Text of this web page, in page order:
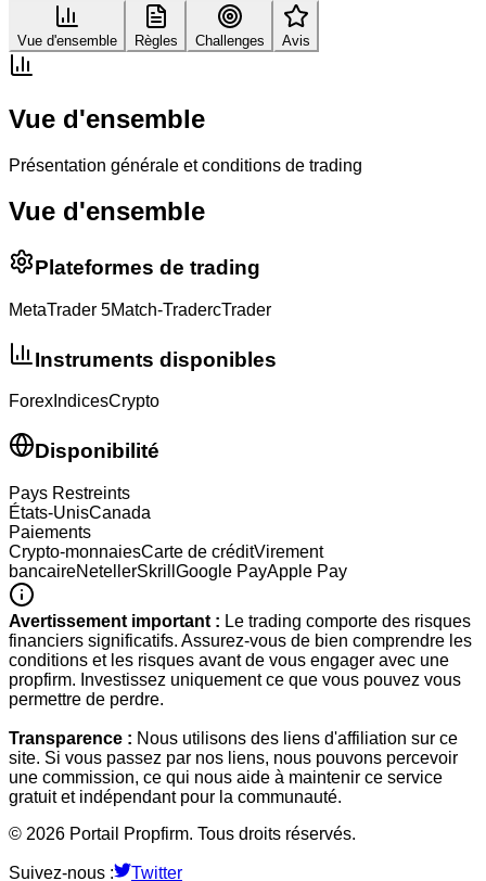
Vue d'ensemble Règles Challenges Avis
Vue d'ensemble
Présentation générale et conditions de trading
Vue d'ensemble
Plateformes de trading
MetaTrader 5Match-TradercTrader
Instruments disponibles
Forex IndicesCrypto
Disponibilité
Pays Restreints
États-UnisCanada
Paiements
Crypto-monnaiesCarte de créditVirement
bancaireNetellerSkrill Google PayApple Pay
Avertissement important : Le trading comporte des risques
financiers significatifs. Assurez-vous de bien comprendre les
conditions et les risques avant de vous engager avec une
propfirm. Investissez uniquement ce que vous pouvez vous
permettre de perdre.
Transparence : Nous utilisons des liens d'affiliation sur ce
site. Si vous passez par nos liens, nous pouvons percevoir
une commission, ce qui nous aide à maintenir ce service
gratuit et indépendant pour la communauté.
© 2026 Portail Propfirm. Tous droits réservés.
Suivez-nous : Twitter